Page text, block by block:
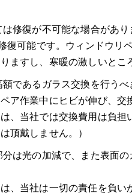
修復が不可能な場合があり
復可能です。ウィンドウリ
ますし、寒暖の激しいとこ
であるガラス交換を行う
ア作業中にヒビが伸び、交
、当社では交換費用は負担
頂戴しません。）
は光の加減で、また表面
、当社は一切の責任を負い